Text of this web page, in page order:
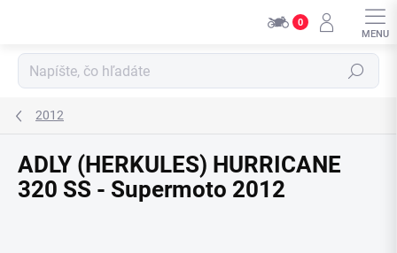
0
Hledat
2012
ADLY (HERKULES) HURRICANE
320 SS - Supermoto 2012